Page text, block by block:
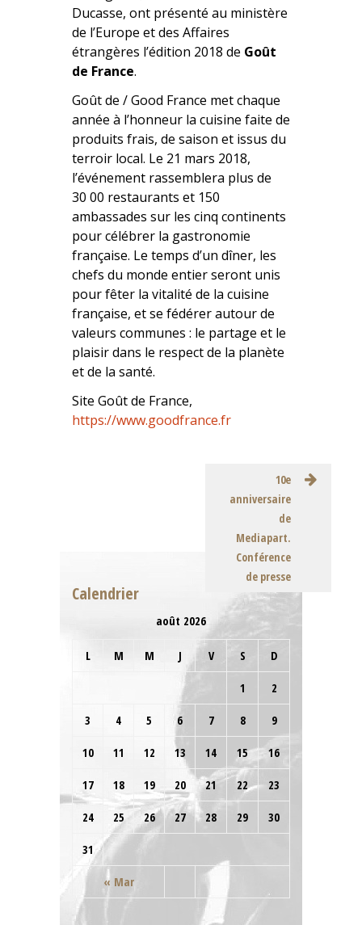
Ducasse, ont présenté au ministère
de l’Europe et des Affaires
étrangères l’édition 2018 de Goût
de France.
Goût de / Good France met chaque
année à l’honneur la cuisine faite de
produits frais, de saison et issus du
terroir local. Le 21 mars 2018,
l’événement rassemblera plus de
30 00 restaurants et 150
ambassades sur les cinq continents
pour célébrer la gastronomie
française. Le temps d’un dîner, les
chefs du monde entier seront unis
pour fêter la vitalité de la cuisine
française, et se fédérer autour de
valeurs communes : le partage et le
plaisir dans le respect de la planète
et de la santé.
Site Goût de France,
https://www.goodfrance.fr
10e
anniversaire
de
Mediapart.
Conférence
de presse
Calendrier
août 2026
L M M J V S D
« Mar
1 2
3 4 5 6 7 8 9
10 11 12 13 14 15 16
17 18 19 20 21 22 23
24 25 26 27 28 29 30
31